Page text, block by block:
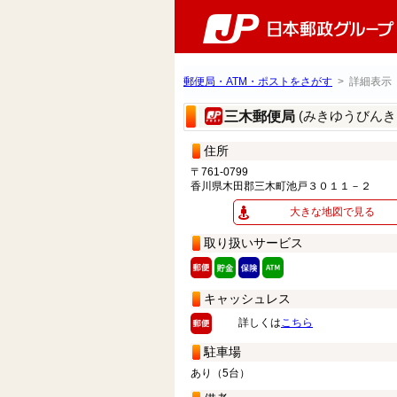
郵便局・ATM・ポストをさがす > 詳細表示
三木郵便局 (みきゆうびん
住所
〒761-0799
香川県木田郡三木町池戸３０１１－２
大きな地図で見る
取り扱いサービス
キャッシュレス
詳しくはこちら
駐車場
あり（5台）